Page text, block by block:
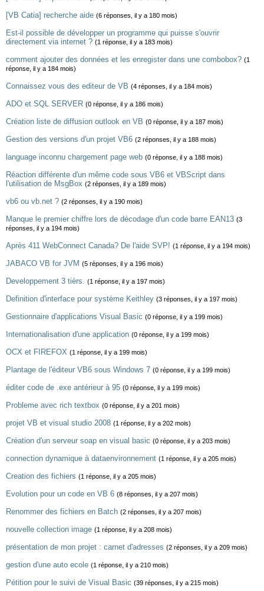
[VB Catia] recherche aide (6 réponses, il y a 180 mois)
Est-il possible de développer un programme qui puisse s'ouvrir
directement via internet ? (1 réponse, il y a 183 mois)
comment ajouter des données et les enregister dans une combobox? (1
réponse, il y a 184 mois)
Connaissez vous des editeur de VB (4 réponses, il y a 184 mois)
ADO et SQL SERVER (0 réponse, il y a 186 mois)
Création liste de diffusion outlook en VB (0 réponse, il y a 187 mois)
Gestion des versions d'un projet VB6 (2 réponses, il y a 188 mois)
language inconnu chargement page web (0 réponse, il y a 188 mois)
Réaction différente d'un même code sous VB6 et VBScript dans
l'utilisation de MsgBox (2 réponses, il y a 189 mois)
vb6 ou vb.net ? (2 réponses, il y a 190 mois)
Manque le premier chiffre lors de décodage d'un code barre EAN13 (3
réponses, il y a 194 mois)
Après 411 WebConnect Canada? De l'aide SVP! (1 réponse, il y a 194 mois)
JABACO VB for JVM (5 réponses, il y a 196 mois)
Developpement 3 tièrs. (1 réponse, il y a 197 mois)
Definition d'interface pour système Keithley (3 réponses, il y a 197 mois)
Gestionnaire d'applications Visual Basic (0 réponse, il y a 199 mois)
Internationalisation d'une application (0 réponse, il y a 199 mois)
OCX et FIREFOX (1 réponse, il y a 199 mois)
Plantage de l'éditeur VB6 sous Windows 7 (0 réponse, il y a 199 mois)
éditer code de .exe antérieur à 95 (0 réponse, il y a 199 mois)
Probleme avec rich textbox (0 réponse, il y a 201 mois)
projet VB et visual studio 2008 (1 réponse, il y a 202 mois)
Création d'un serveur soap en visual basic (0 réponse, il y a 203 mois)
connection dynamique à dataenvironnement (1 réponse, il y a 205 mois)
Creation des fichiers (1 réponse, il y a 205 mois)
Evolution pour un code en VB 6 (8 réponses, il y a 207 mois)
Renommer des fichiers en Batch (2 réponses, il y a 207 mois)
nouvelle collection image (1 réponse, il y a 208 mois)
présentation de mon projet : carnet d'adresses (2 réponses, il y a 209 mois)
gestion d'une auto ecole (1 réponse, il y a 210 mois)
Pétition pour le suivi de Visual Basic (39 réponses, il y a 215 mois)